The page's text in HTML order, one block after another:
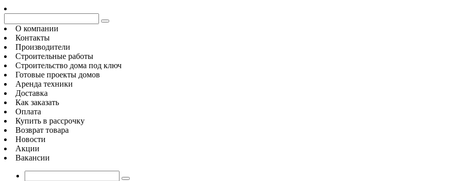
О компании
Контакты
Производители
Строительные работы
Строительство дома под ключ
Готовые проекты домов
Аренда техники
Доставка
Как заказать
Оплата
Купить в рассрочку
Возврат товара
Новости
Акции
Вакансии